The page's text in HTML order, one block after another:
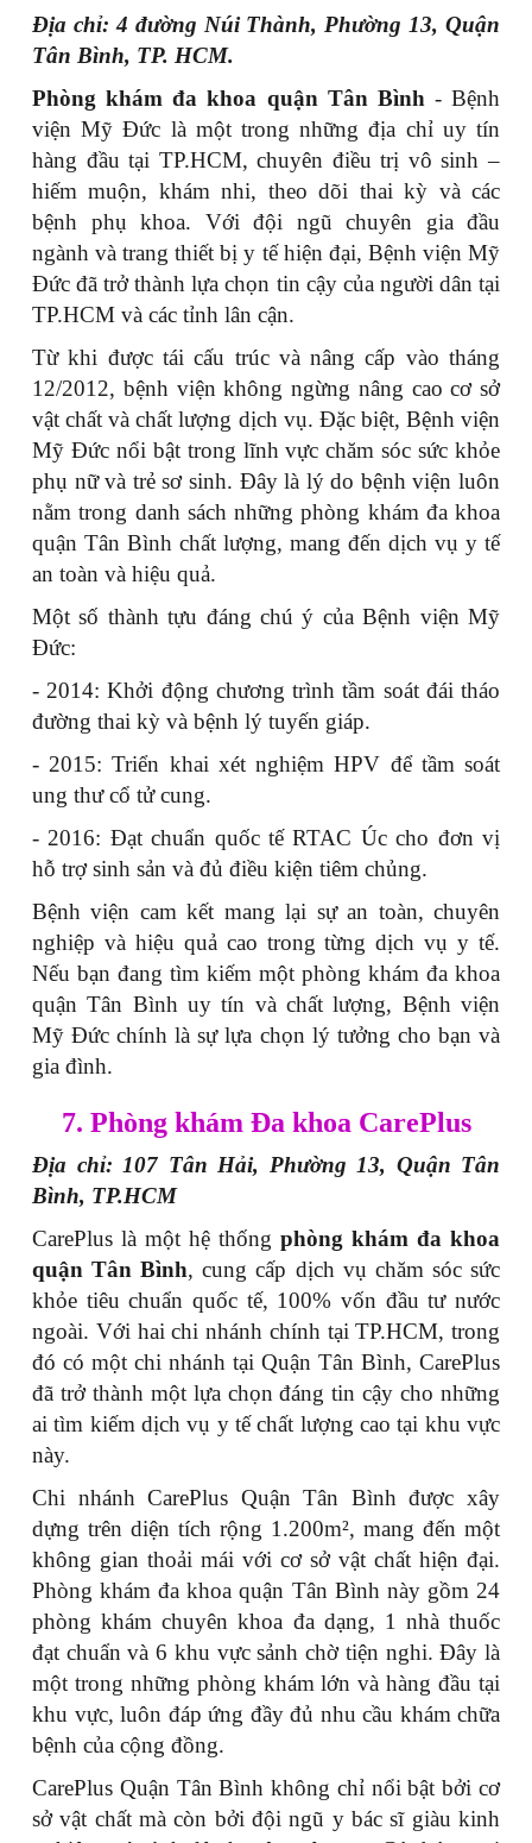
Địa chỉ: 4 đường Núi Thành, Phường 13, Quận
Tân Bình, TP. HCM.
Phòng khám đa khoa quận Tân Bình - Bệnh
viện Mỹ Đức là một trong những địa chỉ uy tín
hàng đầu tại TP.HCM, chuyên điều trị vô sinh –
hiếm muộn, khám nhi, theo dõi thai kỳ và các
bệnh phụ khoa. Với đội ngũ chuyên gia đầu
ngành và trang thiết bị y tế hiện đại, Bệnh viện Mỹ
Đức đã trở thành lựa chọn tin cậy của người dân tại
TP.HCM và các tỉnh lân cận.
Từ khi được tái cấu trúc và nâng cấp vào tháng
12/2012, bệnh viện không ngừng nâng cao cơ sở
vật chất và chất lượng dịch vụ. Đặc biệt, Bệnh viện
Mỹ Đức nổi bật trong lĩnh vực chăm sóc sức khỏe
phụ nữ và trẻ sơ sinh. Đây là lý do bệnh viện luôn
nằm trong danh sách những phòng khám đa khoa
quận Tân Bình chất lượng, mang đến dịch vụ y tế
an toàn và hiệu quả.
Một số thành tựu đáng chú ý của Bệnh viện Mỹ
Đức:
- 2014: Khởi động chương trình tầm soát đái tháo
đường thai kỳ và bệnh lý tuyến giáp.
- 2015: Triển khai xét nghiệm HPV để tầm soát
ung thư cổ tử cung.
- 2016: Đạt chuẩn quốc tế RTAC Úc cho đơn vị
hỗ trợ sinh sản và đủ điều kiện tiêm chủng.
Bệnh viện cam kết mang lại sự an toàn, chuyên
nghiệp và hiệu quả cao trong từng dịch vụ y tế.
Nếu bạn đang tìm kiếm một phòng khám đa khoa
quận Tân Bình uy tín và chất lượng, Bệnh viện
Mỹ Đức chính là sự lựa chọn lý tưởng cho bạn và
gia đình.
7. Phòng khám Đa khoa CarePlus
Địa chỉ: 107 Tân Hải, Phường 13, Quận Tân
Bình, TP.HCM
CarePlus là một hệ thống phòng khám đa khoa
quận Tân Bình, cung cấp dịch vụ chăm sóc sức
khỏe tiêu chuẩn quốc tế, 100% vốn đầu tư nước
ngoài. Với hai chi nhánh chính tại TP.HCM, trong
đó có một chi nhánh tại Quận Tân Bình, CarePlus
đã trở thành một lựa chọn đáng tin cậy cho những
ai tìm kiếm dịch vụ y tế chất lượng cao tại khu vực
này.
Chi nhánh CarePlus Quận Tân Bình được xây
dựng trên diện tích rộng 1.200m², mang đến một
không gian thoải mái với cơ sở vật chất hiện đại.
Phòng khám đa khoa quận Tân Bình này gồm 24
phòng khám chuyên khoa đa dạng, 1 nhà thuốc
đạt chuẩn và 6 khu vực sảnh chờ tiện nghi. Đây là
một trong những phòng khám lớn và hàng đầu tại
khu vực, luôn đáp ứng đầy đủ nhu cầu khám chữa
bệnh của cộng đồng.
CarePlus Quận Tân Bình không chỉ nổi bật bởi cơ
sở vật chất mà còn bởi đội ngũ y bác sĩ giàu kinh